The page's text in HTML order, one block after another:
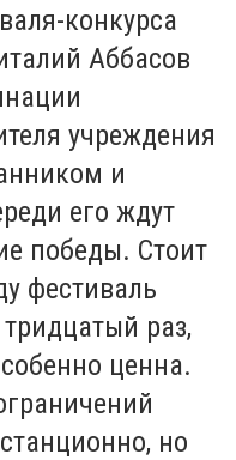
конкурса
Аббасов
учреждения
и
его ждут
победы. Стоит
фестиваль
раз,
ценна.
но